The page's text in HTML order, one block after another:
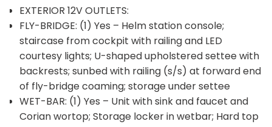
EXTERIOR 12V OUTLETS:
FLY-BRIDGE: (1) Yes – Helm station console;
staircase from cockpit with railing and LED
courtesy lights; U-shaped upholstered settee with
backrests; sunbed with railing (s/s) at forward end
of fly-bridge coaming; storage under settee
WET-BAR: (1) Yes – Unit with sink and faucet and
Corian wortop; Storage locker in wetbar; Hard top